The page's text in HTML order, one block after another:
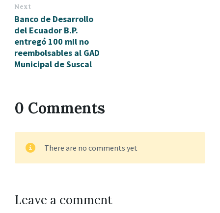
Next
Banco de Desarrollo
del Ecuador B.P.
entregó 100 mil no
reembolsables al GAD
Municipal de Suscal
0 Comments
There are no comments yet
Leave a comment